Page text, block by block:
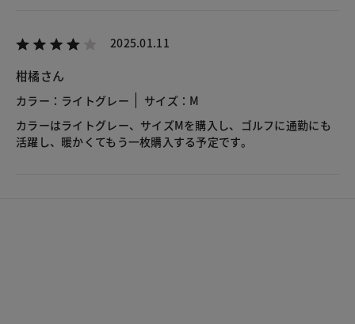
2025.01.11
柑橘さん
カラー：ライトグレー
サイズ：M
カラーはライトグレー、サイズMを購入し、ゴルフに通勤にも
活躍し、暖かくてもう一枚購入する予定です。